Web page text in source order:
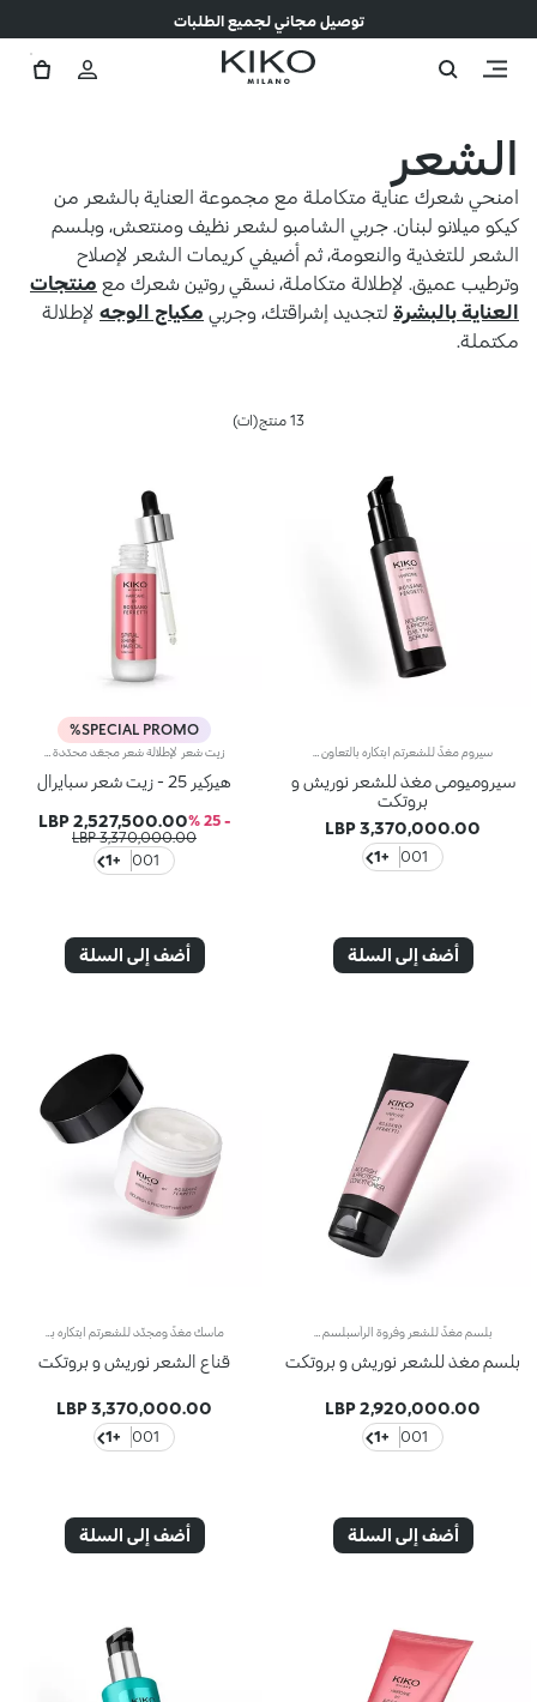
توصيل مجاني لجميع الطلبات
الشعر
امنحي شعرك عناية متكاملة مع مجموعة العناية بالشعر من
كيكو ميلانو لبنان. جربي الشامبو لشعر نظيف ومنتعش، وبلسم
الشعر للتغذية والنعومة، ثم أضيفي كريمات الشعر لإصلاح
وترطيب عميق. لإطلالة متكاملة، نسقي روتين شعرك مع منتجات
العناية بالبشرة لتجديد إشراقتك، وجربي مكياج الوجه لإطلالة
مكتملة.
13 منتج(ات)
سيروميومى مغذ للشعر نوريش و
بروتكت
3,370,000.00 LBP
001
+1
أضف إلى السلة
SPECIAL PROMO%
هيركير 25 - زيت شعر سبايرال
- 25 %
2,527,500.00 LBP
3,370,000.00 LBP
001
+1
أضف إلى السلة
بلسم مغذ للشعر نوريش و بروتكت
2,920,000.00 LBP
001
+1
أضف إلى السلة
قناع الشعر نوريش و بروتكت
3,370,000.00 LBP
001
+1
أضف إلى السلة